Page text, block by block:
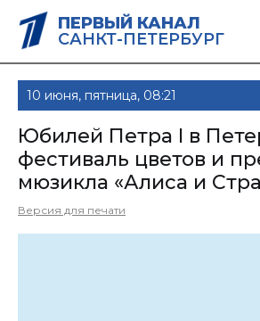
ПЕРВЫЙ КАНАЛ
САНКТ-ПЕТЕРБУРГ
10 июня, пятница, 08:21
Юбилей Петра I в
фестиваль цветов и
мюзикла «Алиса и
Версия для печати